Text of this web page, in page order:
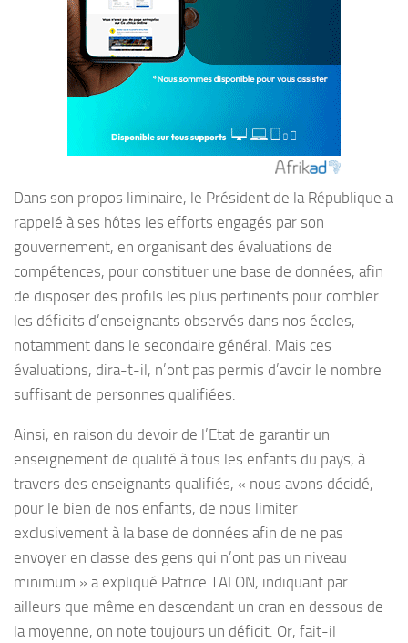
Dans son propos liminaire, le Président de la République a
rappelé à ses hôtes les efforts engagés par son
gouvernement, en organisant des évaluations de
compétences, pour constituer une base de données, afin
de disposer des profils les plus pertinents pour combler
les déficits d’enseignants observés dans nos écoles,
notamment dans le secondaire général. Mais ces
évaluations, dira-t-il, n’ont pas permis d’avoir le nombre
suffisant de personnes qualifiées.
Ainsi, en raison du devoir de l’Etat de garantir un
enseignement de qualité à tous les enfants du pays, à
travers des enseignants qualifiés, « nous avons décidé,
pour le bien de nos enfants, de nous limiter
exclusivement à la base de données afin de ne pas
envoyer en classe des gens qui n’ont pas un niveau
minimum » a expliqué Patrice TALON, indiquant par
ailleurs que même en descendant un cran en dessous de
la moyenne, on note toujours un déficit. Or, fait-il